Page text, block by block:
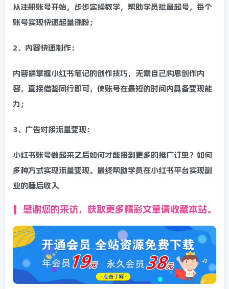
从注册账号开始，步步实操教学，帮助学员批量起号，每个
账号实现快速起量涨粉；
2、内容快速制作：
内容端掌握小红书笔记的创作技巧，无需自己构思创作内
容，直接借鉴同行即可，使账号在最短的时间内具备变现能
力；
3、广告对接流量变现：
小红书账号做起来之后如何才能接到更多的推广订单？如何
多种方式实现流量变现。最终帮助学员在小红书平台实现副
业的睡后收入
感谢您的来访，获取更多精彩文章请收藏本站。